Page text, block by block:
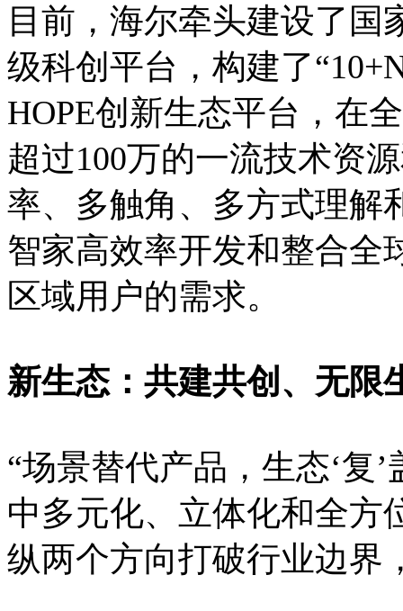
目前，海尔牵头建设了国
级科创平台，构建了
HOPE创新生态平台，在
超过100万的一流技术资
率、多触角、多方式理解
智家高效率开发和整合全
区域用户的需求。
新生态：共建共创、无限
“场景替代产品，生态‘
中多元化、立体化和全方
纵两个方向打破行业边界